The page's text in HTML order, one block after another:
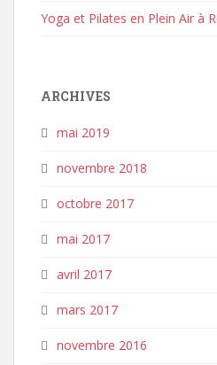
Yoga et Pilates en Plein Air à
ARCHIVES
mai 2019
novembre 2018
octobre 2017
mai 2017
avril 2017
mars 2017
novembre 2016